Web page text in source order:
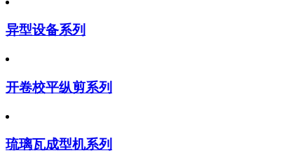
异型设备系列
开卷校平纵剪系列
琉璃瓦成型机系列